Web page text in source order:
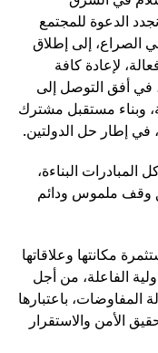
الدعوة للمجتمع
الصراع، إلى إطلاق
لإعادة كافة
في أفق التوصل إلى
وبناء مستقبل مشترك
في إطار حل الدولتين.
المبادرات البناءة،
وقف ملموس ودائم
مكانتها وعلاقاتها
الفاعلة، من أجل
المفاوضات، باعتبارها
الأمن والاستقرار